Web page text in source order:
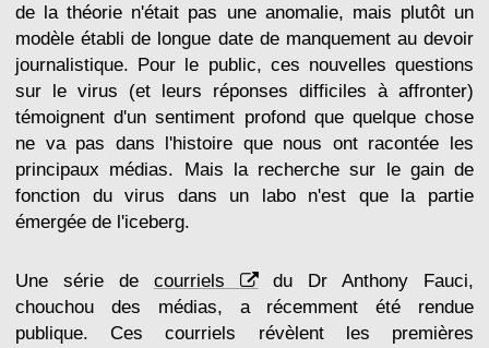
de la théorie n'était pas une anomalie, mais plutôt un
modèle établi de longue date de manquement au devoir
journalistique. Pour le public, ces nouvelles questions
sur le virus (et leurs réponses difficiles à affronter)
témoignent d'un sentiment profond que quelque chose
ne va pas dans l'histoire que nous ont racontée les
principaux médias. Mais la recherche sur le gain de
fonction du virus dans un labo n'est que la partie
émergée de l'iceberg.
Une série de courriels
du Dr Anthony Fauci,
chouchou des médias, a récemment été rendue
publique. Ces courriels révèlent les premières